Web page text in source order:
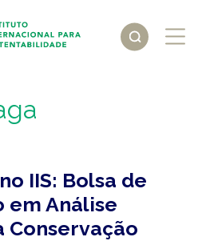
IIS: Bolsa de
em Análise
Conservação